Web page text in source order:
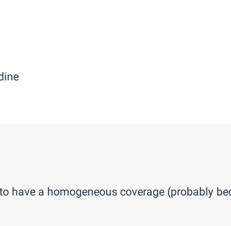
have a homogeneous coverage (probably